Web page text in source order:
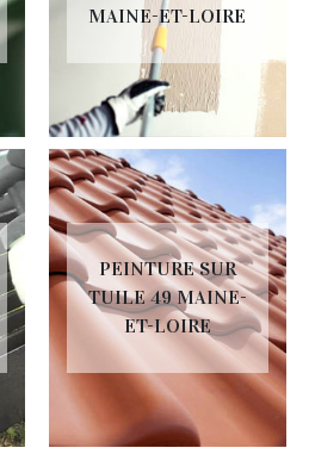
MAINE-ET-LOIRE
PEINTURE SUR
TUILE 49 MAINE-
ET-LOIRE